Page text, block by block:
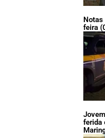
Notas
feira
ferida